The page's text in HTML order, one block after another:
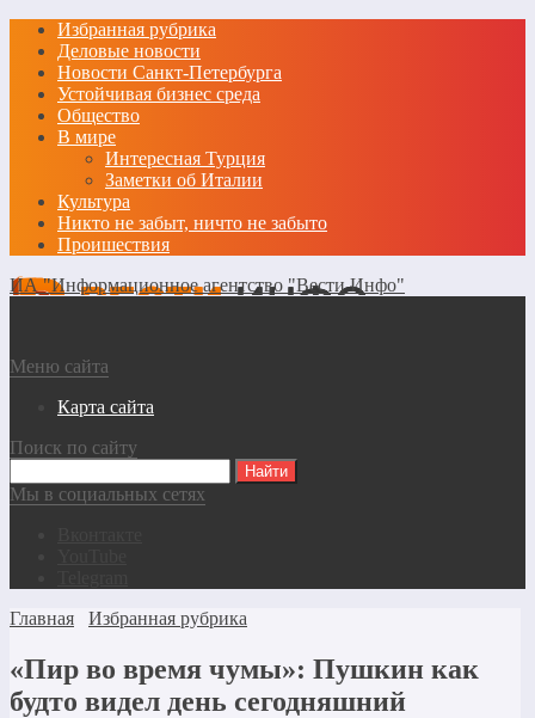
Избранная рубрика
Деловые новости
Новости Санкт-Петербурга
Устойчивая бизнес среда
Общество
В мире
Интересная Турция
Заметки об Италии
Культура
Никто не забыт, ничто не забыто
Проишествия
ИА "Информационное агентство "Вести Инфо"
Меню сайта
Карта сайта
Поиск по сайту
Мы в социальных сетях
Главная
Избранная рубрика
«Пир во время чумы»: Пушкин как
будто видел день сегодняшний